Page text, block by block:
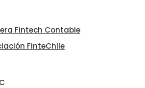
Fintech Contable
FinteChile